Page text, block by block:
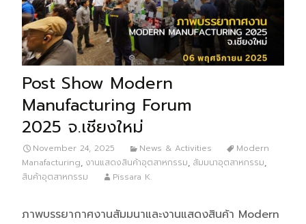
Post Show Modern
Manufacturing Forum
2025 จ.เชียงใหม่
November 24, 2025 News & Activities
Modern
Manafacturing, งานแสดงสินค้าอุตสาหกรรม, สัมมนาอุตสาหกรรม,
สินค้าอุตสาหกรรม
Pissara K.
ภาพบรรยากาศงานสัมมนาและงานแสดงสินค้า Modern